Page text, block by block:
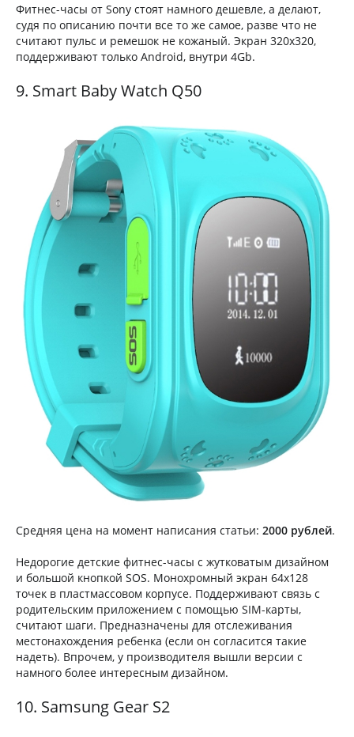
Фитнес-часы от Sony стоят намного дешевле, а делают,
судя по описанию почти все то же самое, разве что не
считают пульс и ремешок не кожаный. Экран 320х320,
поддерживают только Android, внутри 4Gb.
9. Smart Baby Watch Q50
Средняя цена на момент написания статьи: 2000 рублей.
Недорогие детские фитнес-часы с жутковатым дизайном
и большой кнопкой SOS. Монохромный экран 64х128
точек в пластмассовом корпусе. Поддерживают связь с
родительским приложением с помощью SIM-карты,
считают шаги. Предназначены для отслеживания
местонахождения ребенка (если он согласится такие
надеть). Впрочем, у производителя вышли версии с
намного более интересным дизайном.
10. Samsung Gear S2